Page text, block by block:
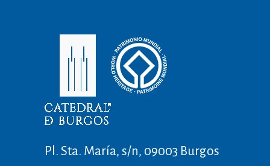
Pl. Sta. María, s/n, 09003 Burgos